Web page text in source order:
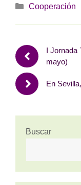
Categorías
Cooperación
I Jornada
mayo)
En
Buscar